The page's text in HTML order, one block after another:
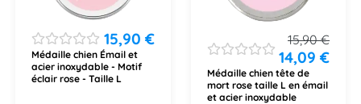
15,90 €
Médaille chien Émail et
acier inoxydable - Motif
éclair rose - Taille L
15,90€
14,09€
Médaille chien tête de
mort rose taille L en émail
et acier inoxydable